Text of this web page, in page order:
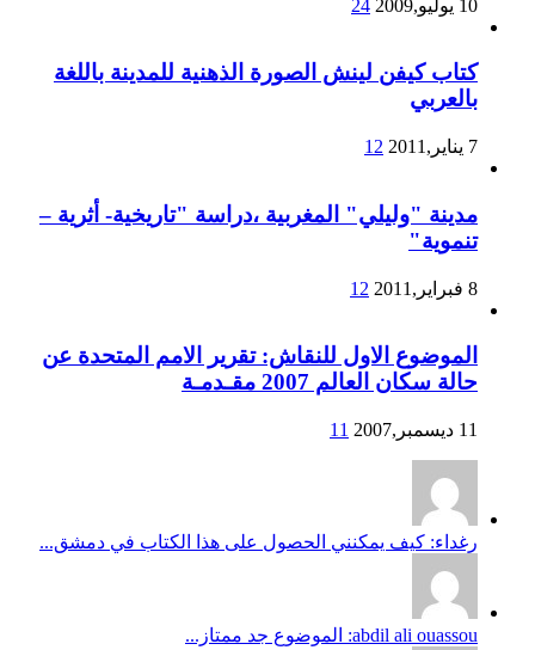
10 يوليو,2009 24
كتاب كيفن لينش الصورة الذهنية للمدينة باللغة
بالعربي
7 يناير,2011 12
مدينة "وليلي" المغربية ،دراسة "تاريخية- أثرية –
تنموية"
8 فبراير,2011 12
الموضوع الاول للنقاش: تقرير الامم المتحدة عن
حالة سكان العالم 2007 مقـدمـة
11 ديسمبر,2007 11
رغداء: كيف يمكنني الحصول على هذا الكتاب في دمشق...
abdil ali ouassou: الموضوع جد ممتاز...